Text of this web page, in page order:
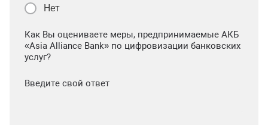
Нет
Как Вы оцениваете меры, предпринимаемые АКБ
«Asia Alliance Bank» по цифровизации банковских
услуг?
Введите свой ответ